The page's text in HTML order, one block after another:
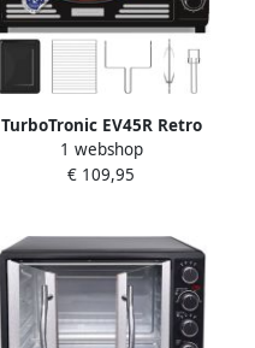
TurboTronic EV45R Retro
Elektrische Vrijstaande
Oven Mini Oven 45 liter
1 webshop
€ 109,95